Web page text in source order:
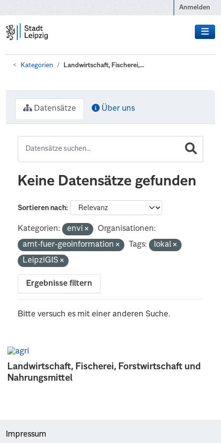
Anmelden
Kategorien Landwirtschaft, Fischerei,...
Landwirtschaft, Fischerei, Forstwirtschaft und
Nahrungsmittel
Datensätze Über uns
Keine Datensätze gefunden
Sortieren nach
Kategorien: envi
Organisationen:
amt-fuer-geoinformation
Tags:
lokal
LeipziGIS
Ergebnisse filtern
Bitte versuch es mit einer anderen Suche.
Impressum